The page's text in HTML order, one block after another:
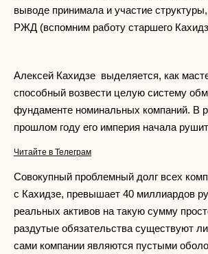
выводе принимала и участие
РЖД (вспомним работу старшего
Алексей Кахидзе выделяется, как
способный возвести целую систему
фундаменте номинальных компаний. В
прошлом году его империя начала
Читайте в Телеграм
Совокупный проблемный долг всех
с Кахидзе, превышает 40 миллиардов
реальных активов на такую сумму
раздутые обязательства существуют
сами компании являются пустыми